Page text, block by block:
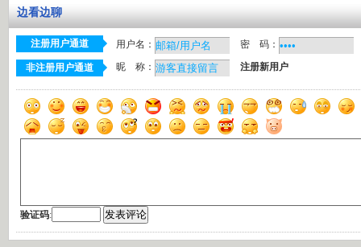
边看边聊
注册用户通道 用户名： 密 码：
非注册用户通道 昵 称： 注册新用户
验证码: